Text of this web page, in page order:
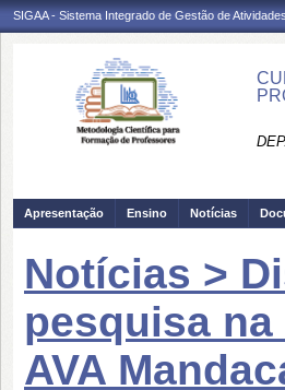
SIGAA - Sistema Integrado de Gestão de
Apresentação Ensino Notícias
Notícias >
pesquisa
AVA